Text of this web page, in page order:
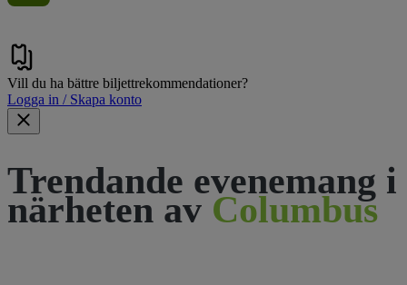
Vill du ha bättre biljettrekommendationer?
Logga in / Skapa konto
Trendande evenemang i
närheten av Columbus